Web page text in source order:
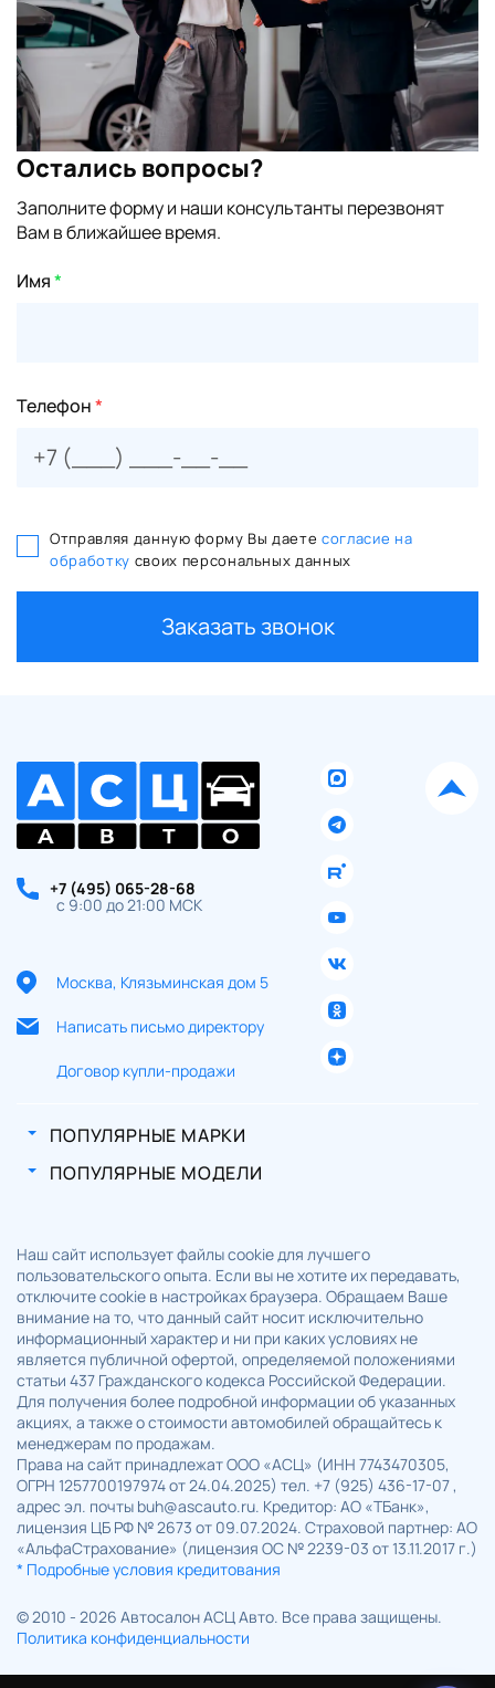
Остались вопросы?
Заполните форму и наши консультанты перезвонят
Вам в ближайшее время.
Имя*
Телефон*
Отправляя данную форму Вы даете согласие на
обработку своих персональных данных
Заказать звонок
+7 (495) 065-28-68
с 9:00 до 21:00 МСК
Москва, Клязьминская дом 5
Написать письмо директору
Договор купли-продажи
ПОПУЛЯРНЫЕ МАРКИ
ПОПУЛЯРНЫЕ МОДЕЛИ
Наш сайт использует файлы cookie для лучшего
пользовательского опыта. Если вы не хотите их передавать,
отключите cookie в настройках браузера. Обращаем Ваше
внимание на то, что данный сайт носит исключительно
информационный характер и ни при каких условиях не
является публичной офертой, определяемой положениями
статьи 437 Гражданского кодекса Российской Федерации.
Для получения более подробной информации об указанных
акциях, а также о стоимости автомобилей обращайтесь к
менеджерам по продажам.
Права на сайт принадлежат ООО «АСЦ» (ИНН 7743470305,
ОГРН 1257700197974 от 24.04.2025) тел. +7 (925) 436-17-07 ,
адрес эл. почты buh@ascauto.ru. Кредитор: АО «ТБанк»,
лицензия ЦБ РФ № 2673 от 09.07.2024. Страховой партнер: АО
«АльфаСтрахование» (лицензия ОС № 2239-03 от 13.11.2017 г.)
* Подробные условия кредитования
© 2010 - 2026 Автосалон АСЦ Авто. Все права защищены.
Политика конфиденциальности